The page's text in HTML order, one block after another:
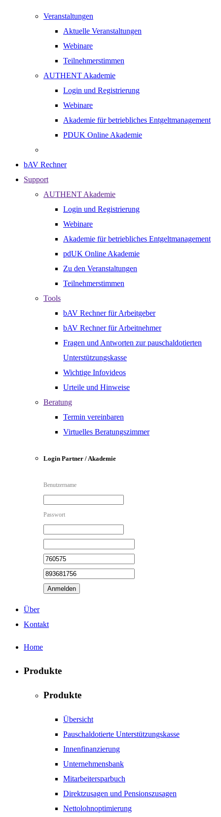
Veranstaltungen
Aktuelle Veranstaltungen
Webinare
Teilnehmerstimmen
AUTHENT Akademie
Login und Registrierung
Webinare
Akademie für betriebliches Entgeltmanagement
PDUK Online Akademie
bAV Rechner
Support
AUTHENT Akademie
Login und Registrierung
Webinare
Akademie für betriebliches Entgeltmanagement
pdUK Online Akademie
Zu den Veranstaltungen
Teilnehmerstimmen
Tools
bAV Rechner für Arbeitgeber
bAV Rechner für Arbeitnehmer
Fragen und Antworten zur pauschaldotierten
Unterstützungskasse
Wichtige Infovideos
Urteile und Hinweise
Beratung
Termin vereinbaren
Virtuelles Beratungszimmer
Login Partner / Akademie
Benutzername
Passwort
Anmelden
Über
Kontakt
Home
Produkte
Produkte
Übersicht
Pauschaldotierte Unterstützungskasse
Innenfinanzierung
Unternehmensbank
Mitarbeitersparbuch
Direktzusagen und Pensionszusagen
Nettolohnoptimierung